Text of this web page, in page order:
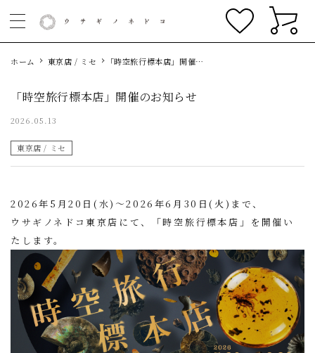
ホーム 東京店 / ミセ
「時空旅行標本店」開催の
「時空旅行標本店」開催のお知らせ
2026.05.13
東京店 / ミセ
2026年5月20日(水)〜2026年6月30日(火)まで、
ウサギノネドコ東京店にて、「時空旅行標本店」を開催い
たします。